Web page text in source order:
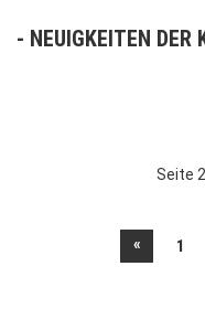
NEUIGKEITEN DER
Seite
« 1